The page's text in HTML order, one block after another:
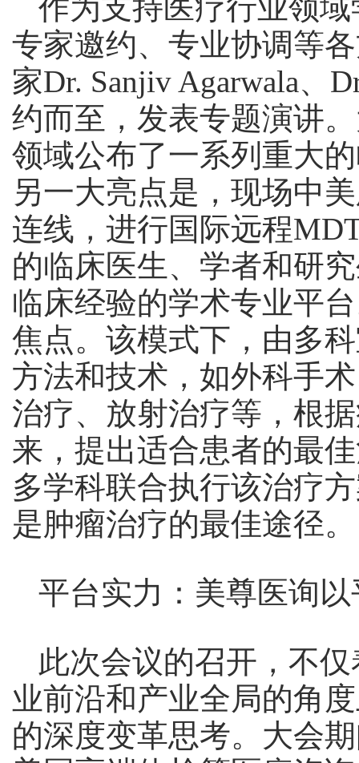
作为支持医疗行业领
专家邀约、专业协调等
家Dr. Sanjiv Agarwala、
约而至，发表专题演讲
领域公布了一系列重大
另一大亮点是，现场中
连线，进行国际远程
的临床医生、学者和研
临床经验的学术专业平
焦点。该模式下，由多
方法和技术，如外科手
治疗、放射治疗等，根
来，提出适合患者的最
多学科联合执行该治疗
是肿瘤治疗的最佳途径。
平台实力：美尊医询
此次会议的召开，不
业前沿和产业全局的角
的深度变革思考。大会